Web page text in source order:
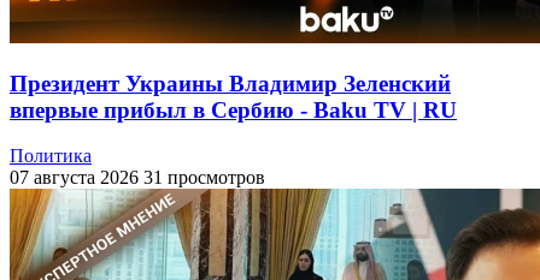
Президент Украины Владимир Зеленский
впервые прибыл в Сербию - Baku TV | RU
Политика
07 августа 2026 31 просмотров